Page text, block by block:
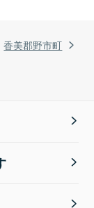
香美郡野市町